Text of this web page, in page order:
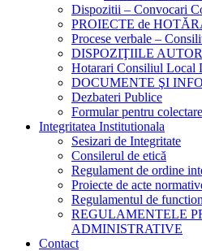
Dispozitii – Convocari
PROIECTE de
Procese verbale –
DISPOZIŢIILE
Hotarari Consiliul Local
DOCUMENTE ŞI
Dezbateri Publice
Formular pentru
Integritatea Institutionala
Sesizari de Integritate
Consilerul de etică
Regulament de ordine
Proiecte de acte
Regulamentul de
REGULAMENTELE
ADMINISTRATIVE
Contact